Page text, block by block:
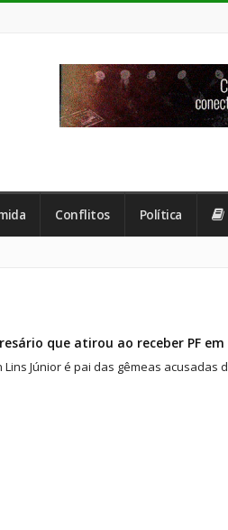
Conflitos Política
que atirou ao receber PF
Lins Júnior é pai das gêmeas